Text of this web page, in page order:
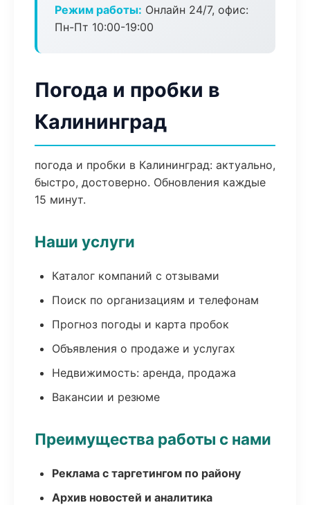
Режим работы: Онлайн 24/7, офис:
Пн-Пт 10:00-19:00
Погода и пробки в
Калининград
погода и пробки в Калининград: актуально,
быстро, достоверно. Обновления каждые
15 минут.
Наши услуги
Каталог компаний с отзывами
Поиск по организациям и телефонам
Прогноз погоды и карта пробок
Объявления о продаже и услугах
Недвижимость: аренда, продажа
Вакансии и резюме
Преимущества работы с нами
Реклама с таргетингом по району
Архив новостей и аналитика